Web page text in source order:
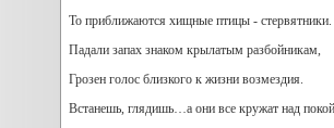
То приближаются хищные птицы - стервятники.
Падали запах знаком крылатым разбойникам,
Грозен голос близкого к жизни возмездия.
Встанешь, глядишь…а они все кружат над